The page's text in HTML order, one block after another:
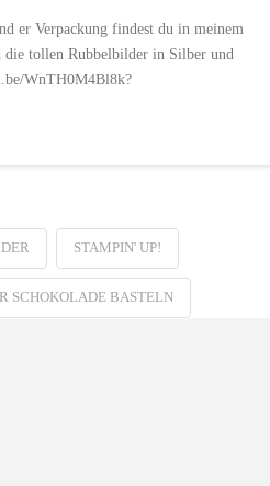
er Verpackung findest du in meinem
die tollen Rubbelbilder in Silber und
WnTH0M4Bl8k?
STAMPIN' UP!
SCHOKOLADE BASTELN